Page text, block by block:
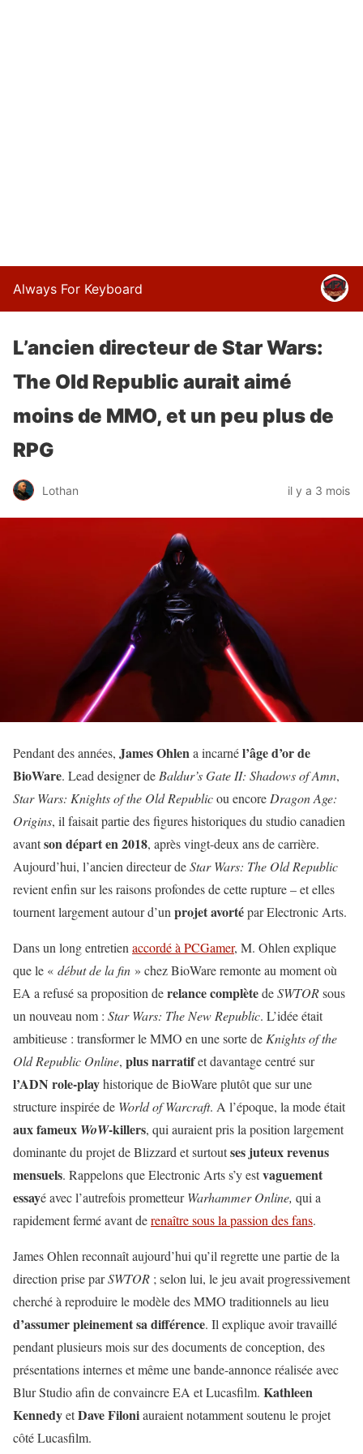
Always For Keyboard
L’ancien directeur de Star Wars:
The Old Republic aurait aimé
moins de MMO, et un peu plus de
RPG
Lothan il y a 3 mois
Pendant des années, James Ohlena incarnél’âge d’or de
BioWare. Lead designer de Baldur’s Gate II: Shadows of Amn,
Star Wars: Knights of the Old Republicou encore Dragon Age:
Origins, il faisait partie des figures historiques du studio canadien
avantson départ en 2018, après vingt-deux ans de carrière.
Aujourd’hui, l’ancien directeur deStar Wars: The Old Republic
revient enfin sur les raisons profondes de cette rupture – et elles
tournent largement autour d’un projet avortépar Electronic Arts.
Dans un long entretien accordé à PCGamer, M. Ohlen explique
que le « début de la fin » chez BioWare remonte au moment où
EA a refusé sa proposition derelance complètedeSWTORsous
un nouveau nom : Star Wars: The New Republic. L’idée était
ambitieuse : transformer le MMO en une sorte de Knights of the
Old Republic Online, plus narratifet davantage centré sur
l’ADN role-playhistorique de BioWare plutôt que sur une
structure inspirée de World of Warcraft. A l’époque, la mode était
aux fameux WoW-killers, qui auraient pris la position largement
dominante du projet de Blizzard et surtoutses juteux revenus
mensuels. Rappelons que Electronic Arts s’y estvaguement
essayé avec l’autrefois prometteurWarhammer Online, qui a
rapidement fermé avant derenaître sous la passion des fans.
James Ohlen reconnaît aujourd’hui qu’il regrette une partie de la
direction prise parSWTOR ; selon lui, le jeu avait progressivement
cherché à reproduire le modèle des MMO traditionnels au lieu
d’assumer pleinement sa différence. Il explique avoir travaillé
pendant plusieurs mois sur des documents de conception, des
présentations internes et même une bande-annonce réalisée avec
Blur Studio afin de convaincre EA et Lucasfilm. Kathleen
KennedyetDave Filoniauraient notamment soutenu le projet
côté Lucasfilm.